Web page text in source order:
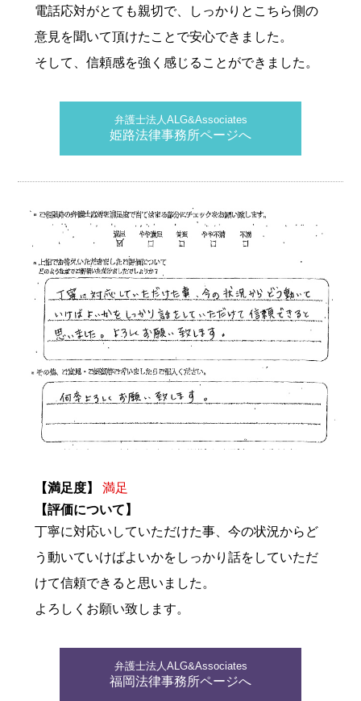
電話応対がとても親切で、しっかりとこちら側の
意見を聞いて頂けたことで安心できました。
そして、信頼感を強く感じることができました。
弁護士法人ALG&Associates
姫路法律事務所ページへ
【満足度】
満足
【評価について】
丁寧に対応いしていただけた事、今の状況からど
う動いていけばよいかをしっかり話をしていただ
けて信頼できると思いました。
よろしくお願い致します。
弁護士法人ALG&Associates
福岡法律事務所ページへ